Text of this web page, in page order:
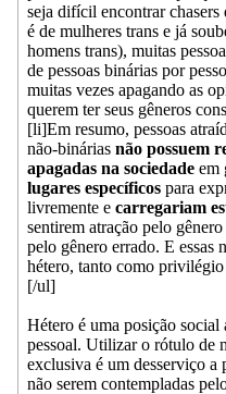
seja difícil encontrar chasers
é de mulheres trans e já
homens trans), muitas
de pessoas binárias por
muitas vezes apagando as
querem ter seus gêneros
[li]Em resumo, pessoas
não-binárias não possuem
apagadas na sociedade em
lugares específicos para
livremente e carregariam
sentirem atração pelo
pelo gênero errado. E essas
hétero, tanto como
[/ul]
Hétero é uma posição social
pessoal. Utilizar o rótulo de
exclusiva é um desserviço a
não serem contempladas